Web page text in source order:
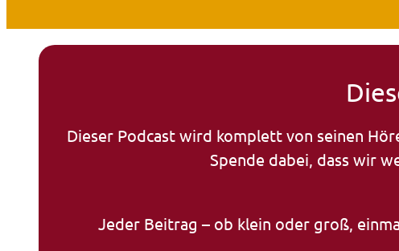
Dieser Podcast wird komplett von seinen
Spende dabei, dass wir
Jeder Beitrag – ob klein oder groß,